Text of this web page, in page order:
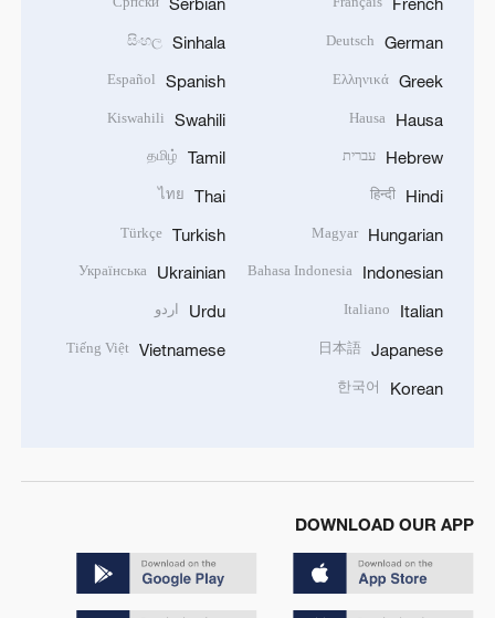
German
Deutsch
Greek
Ελληνικά
Hausa
Hausa
Hebrew עברית
Hindi
हिन्दी
Hungarian
Magyar
Indonesian
Bahasa Indonesia
Italian
Italiano
Japanese
日本語
Korean
한국어
Sinhala
සිංහල
Spanish
Español
Swahili
Kiswahili
Tamil
தமிழ்
Thai
ไทย
Turkish
Türkçe
Ukrainian
Українська
Urdu اردو
Vietnamese
Tiếng Việt
DOWNLOAD OUR APP